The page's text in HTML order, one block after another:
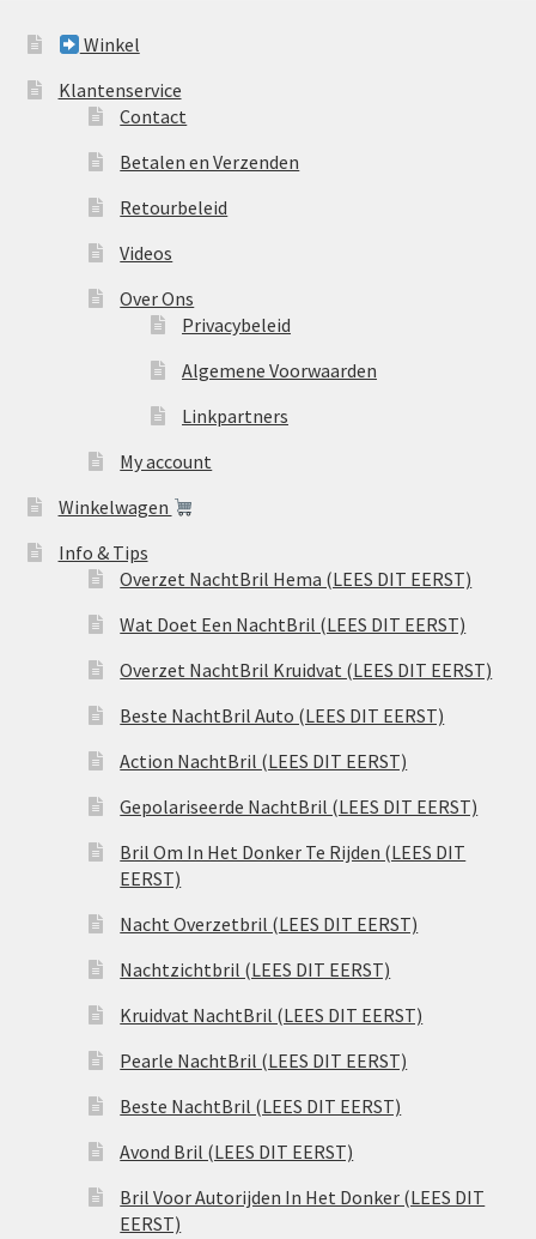
Winkel
Klantenservice
Contact
Betalen en Verzenden
Retourbeleid
Videos
Over Ons
Privacybeleid
Algemene Voorwaarden
Linkpartners
My account
Winkelwagen
Info & Tips
Overzet NachtBril Hema (LEES DIT EERST)
Wat Doet Een NachtBril (LEES DIT EERST)
Overzet NachtBril Kruidvat (LEES DIT EERST)
Beste NachtBril Auto (LEES DIT EERST)
Action NachtBril (LEES DIT EERST)
Gepolariseerde NachtBril (LEES DIT EERST)
Bril Om In Het Donker Te Rijden (LEES DIT
EERST)
Nacht Overzetbril (LEES DIT EERST)
Nachtzichtbril (LEES DIT EERST)
Kruidvat NachtBril (LEES DIT EERST)
Pearle NachtBril (LEES DIT EERST)
Beste NachtBril (LEES DIT EERST)
Avond Bril (LEES DIT EERST)
Bril Voor Autorijden In Het Donker (LEES DIT
EERST)